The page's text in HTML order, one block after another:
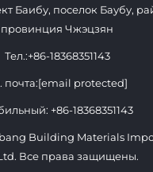
Баибу, поселок Баубу,
провинция Чжэцзян
Тел.:+86-18368351143
почта:[email protected]
+86-18368351143
Building Materials
Все права защищены.